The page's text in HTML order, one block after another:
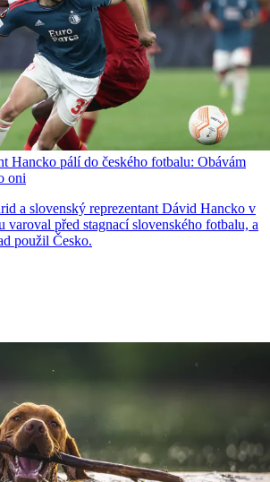
Hancko pálí do českého fotbalu: Obávám
oni
a slovenský reprezentant Dávid Hancko v
varoval před stagnací slovenského fotbalu, a
použil Česko.